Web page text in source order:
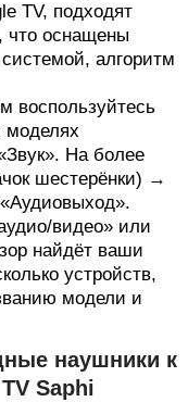
TV, подходят
что оснащены
алгоритм
воспользуйтесь
моделях
На более
шестерёнки) →
видео» или
найдёт ваши
устройств,
модели и
наушники к
Saphi